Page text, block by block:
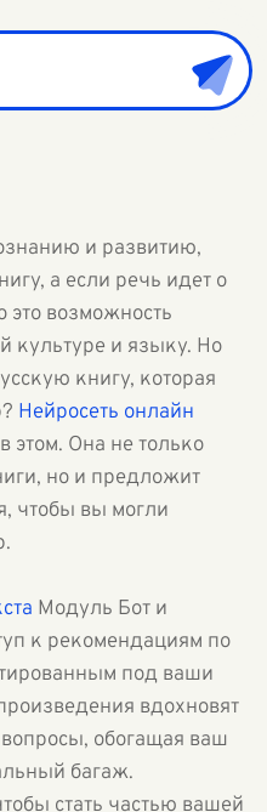
и развитию,
а если речь идет о
это возможность
культуре и языку. Но
книгу, которая
Нейросеть онлайн
этом. Она не только
но и предложит
чтобы вы могли
Модуль Бот и
к рекомендациям по
под ваши
вдохновят
обогащая ваш
багаж.
стать частью вашей